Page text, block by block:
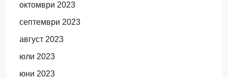
октомври 2023
септември 2023
август 2023
юли 2023
юни 2023